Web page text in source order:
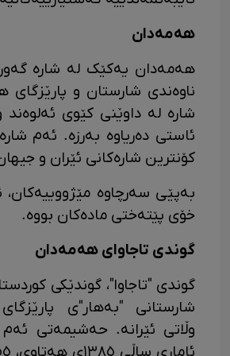
هەمەدان
هەمەدان یەکێک لە شارە
ناوەندی شارستان و پارێزگای
ئاستی دەریاوە بەرزە. ئەم
کۆنترین شارەکانی ئێران و
بەپێی سەرچاوە
خۆی پێتەختی مادەکان بووە.
گوندی تاجاوای هەمەدان
گوندی "تاجاوا"، گوندێکی
شارستانی "بەهار"ی
وڵاتی ئێرانە. حەشیمەتی